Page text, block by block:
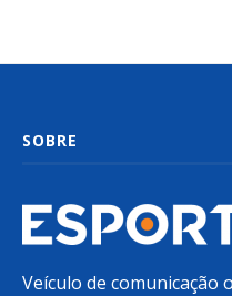
SOBRE
Veículo de comunicação